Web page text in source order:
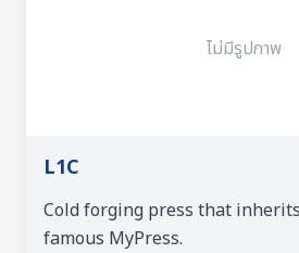
ไม่มีรูปภาพ
L1C
Cold forging press that
famous MyPress.